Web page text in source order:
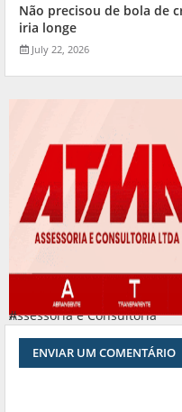
Não precisou de bola de
iria longe
July 22, 2026
Assessoria e Consultoria
#
ENVIAR UM COMENTÁRIO